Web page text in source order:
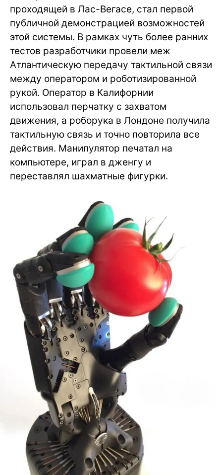
проходящей в Лас-Вегасе, стал первой
публичной демонстрацией возможностей
этой системы. В рамках чуть более ранних
тестов разработчики провели меж
Атлантическую передачу тактильной связи
между оператором и роботизированной
рукой. Оператор в Калифорнии
использовал перчатку с захватом
движения, а роборука в Лондоне получила
тактильную связь и точно повторила все
действия. Манипулятор печатал на
компьютере, играл в дженгу и
переставлял шахматные фигурки.